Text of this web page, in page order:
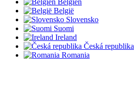
België
Slovensko
Suomi
Ireland
Česká republika
Romania